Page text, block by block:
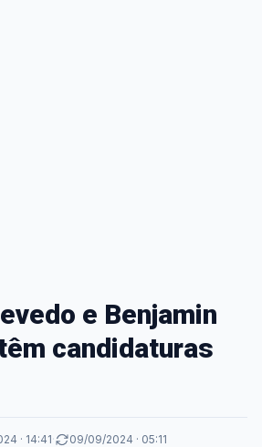
e Benjamin
candidaturas
· 14:41· 09/09/2024 · 05:11